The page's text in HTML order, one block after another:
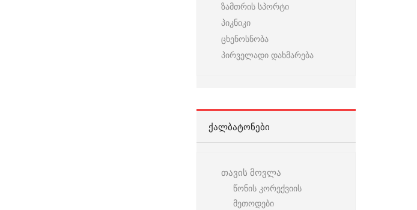
ზამთრის სპორტი
პიკნიკი
ცხენოსნობა
პირველადი დახმარება
ᲥᲐᲚᲑᲐᲢᲝᲜᲔᲑᲘ
თავის მოვლა
წონის კორექვიის
მეთოდები